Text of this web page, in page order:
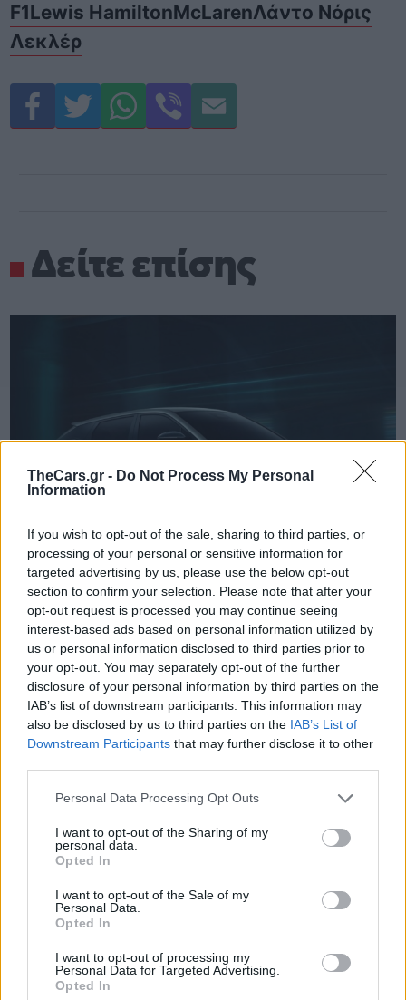
TheCars.gr - Do Not Process My Personal
Information
If you wish to opt-out of the sale, sharing to third parties, or
processing of your personal or sensitive information for
targeted advertising by us, please use the below opt-out
section to confirm your selection. Please note that after your
opt-out request is processed you may continue seeing
interest-based ads based on personal information utilized by
us or personal information disclosed to third parties prior to
your opt-out. You may separately opt-out of the further
disclosure of your personal information by third parties on the
IAB’s list of downstream participants. This information may
also be disclosed by us to third parties on the IAB’s List of
Downstream Participants that may further disclose it to other
Personal Data Processing Opt Outs
I want to opt-out of the Sharing of my
personal data.
Opted In
I want to opt-out of the Sale of my
Personal Data.
Opted In
I want to opt-out of processing my
Personal Data for Targeted Advertising.
Opted In
F1Lewis HamiltonMcLarenΛάντο Νόρις
Λεκλέρ
Δείτε επίσης
TheCars.gr|19/02/2026 18:00
Δοκιμάζουμε το οικογενειακό
ηλεκτρικό Omoda 5